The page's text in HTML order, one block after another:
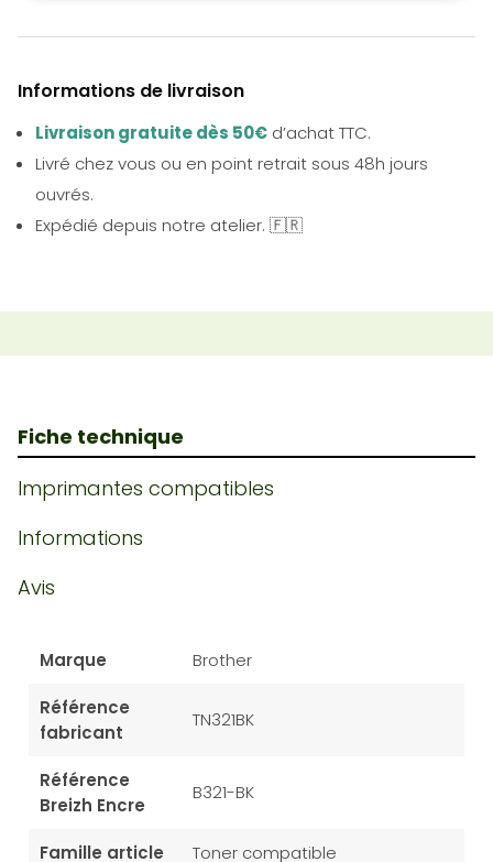
Informations de livraison
Livraison gratuite dès 50€ d’achat TTC.
Livré chez vous ou en point retrait sous 48h jours
ouvrés.
Expédié depuis notre atelier. 🇫🇷
Fiche technique
Imprimantes compatibles
Informations
Avis
Marque Brother
Référence
fabricant
TN321BK
Référence
Breizh Encre
B321-BK
Famille article Toner compatible